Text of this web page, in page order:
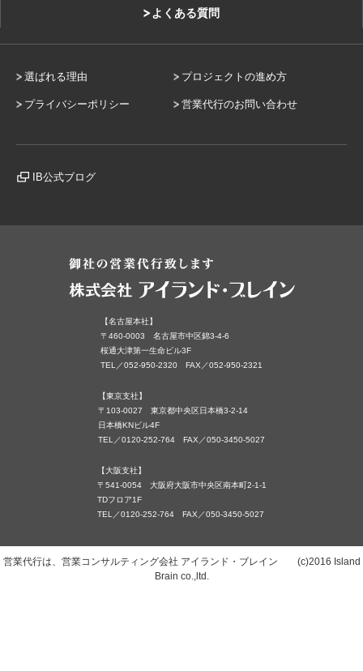
よくある質問
選ばれる理由 プロジェクトの進め方
プライバシーポリシー 営業代行のお問い合わせ
IB公式ブログ
【名古屋本社】
〒460-0003 名古屋市中区錦3-4-6
桜通大津第一生命ビル3F
TEL／052-950-2320 FAX／052-950-2321
【東京支社】
〒103-0027 東京都中央区日本橋3-2-14
日本橋KNビル4F
TEL／0120-252-764 FAX／050-3450-5027
【大阪支社】
〒541-0054 大阪府大阪市中央区南本町2-1-1
TDフロア1F
TEL／0120-252-764 FAX／050-3450-5027
営業代行は、営業コンサルティング会社 アイランド・ブレイン (c)2016 Island
Brain co.,ltd.